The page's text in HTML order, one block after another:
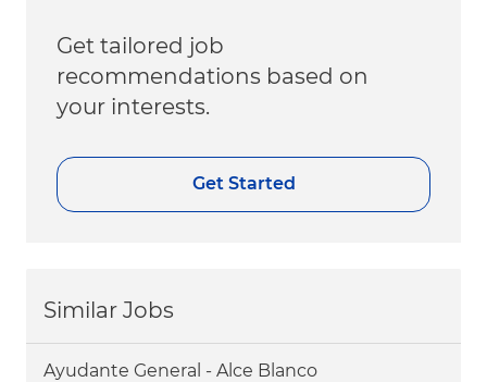
Get tailored job
recommendations based on
your interests.
Get Started
Similar Jobs
Ayudante General - Alce Blanco